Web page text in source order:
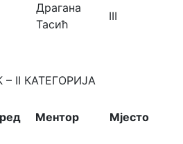
Драгана
Тасић
III
II КАТЕГОРИЈА
Ментор Мјесто